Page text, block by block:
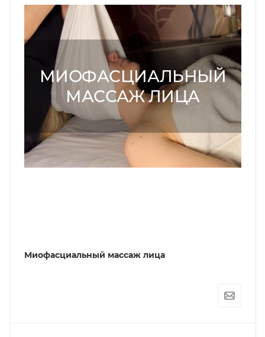
МИОФАСЦИАЛЬНЫЙ
МАССАЖ ЛИЦА
Миофасциальный массаж лица